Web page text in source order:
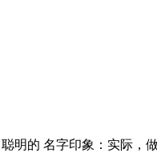
明的 名字印象：实际